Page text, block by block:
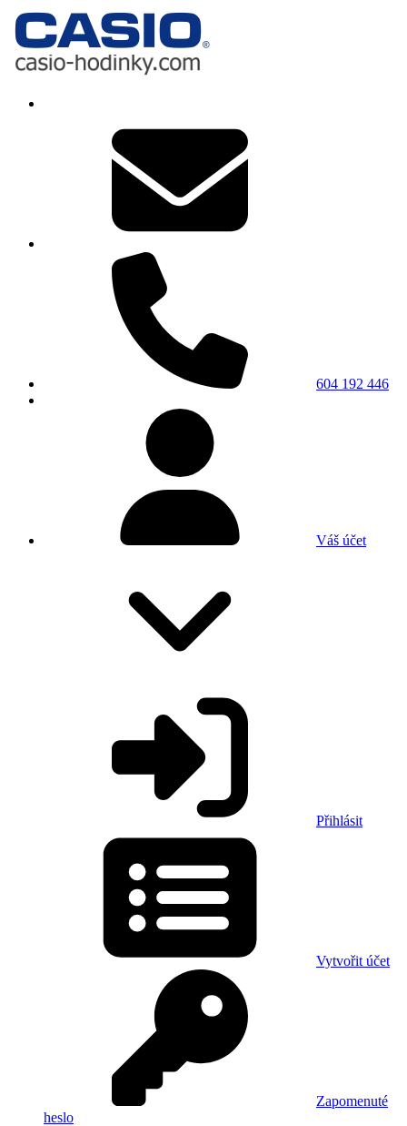
604 192 446
Váš účet
Přihlásit
Vytvořit účet
Zapomenuté
heslo